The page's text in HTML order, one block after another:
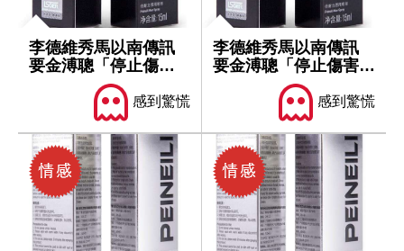
李德維秀馬以南傳訊
要金溥聰「停止傷害
感到驚慌
李德維秀馬以南傳訊
要金溥聰「停止傷害馬
感到驚慌